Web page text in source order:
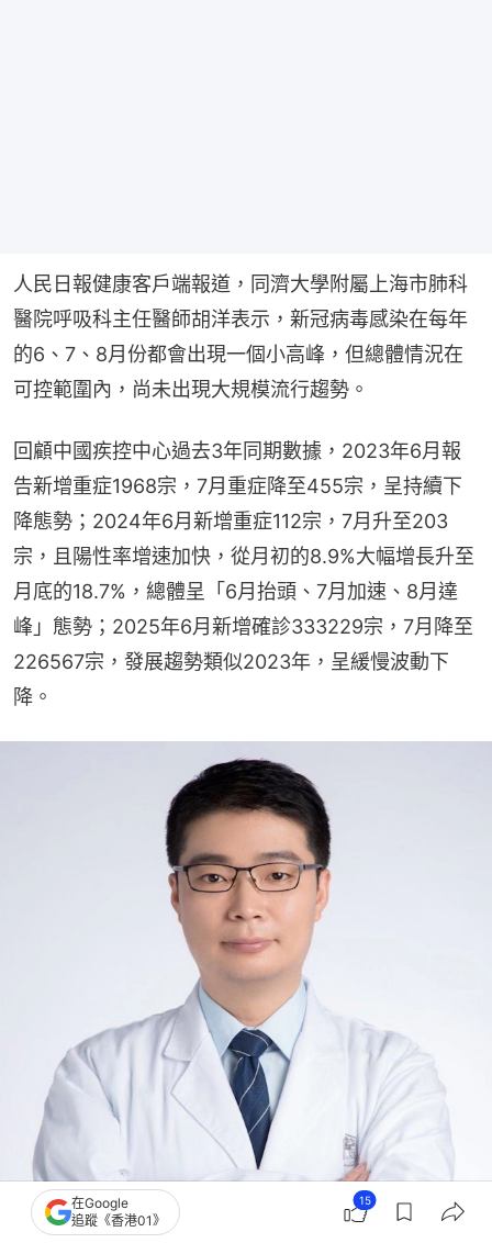
人民日報健康客戶端報道，同濟大學附屬上海市肺科
醫院呼吸科主任醫師胡洋表示，新冠病毒感染在每年
的6、7、8月份都會出現一個小高峰，但總體情況在
可控範圍內，尚未出現大規模流行趨勢。
回顧中國疾控中心過去3年同期數據，2023年6月報
告新增重症1968宗，7月重症降至455宗，呈持續下
降態勢；2024年6月新增重症112宗，7月升至203
宗，且陽性率增速加快，從月初的8.9%大幅增長升至
月底的18.7%，總體呈「6月抬頭、7月加速、8月達
峰」態勢；2025年6月新增確診333229宗，7月降至
226567宗，發展趨勢類似2023年，呈緩慢波動下
降。
在Google
追蹤《香港01》
15